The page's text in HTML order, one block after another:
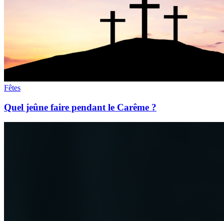
Fêtes
Quel jeûne faire pendant le Carême ?